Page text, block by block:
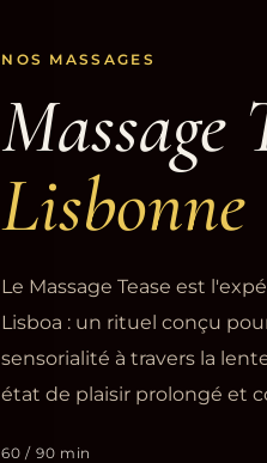
NOS MASSAGES
Massage
Lisbonne
Le Massage Tease est
Lisboa : un rituel conçu
sensorialité à travers la
état de plaisir prolongé et
60 / 90 min